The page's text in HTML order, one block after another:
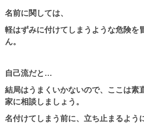
名前に関しては、
軽はずみに付けてしまうような危険を
ん。
自己流だと…
結局はうまくいかないので、ここは素
家に相談しましょう。
名付けてしまう前に、立ち止まるよう